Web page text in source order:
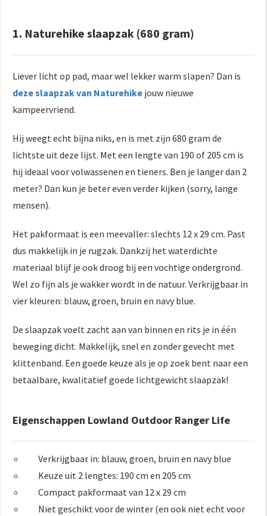
1. Naturehike slaapzak (680 gram)
Liever licht op pad, maar wel lekker warm slapen? Dan is
deze slaapzak van Naturehike jouw nieuwe
kampeervriend.
Hij weegt echt bijna niks, en is met zijn 680 gram de
lichtste uit deze lijst. Met een lengte van 190 of 205 cm is
hij ideaal voor volwassenen en tieners. Ben je langer dan 2
meter? Dan kun je beter even verder kijken (sorry, lange
mensen).
Het pakformaat is een meevaller: slechts 12 x 29 cm. Past
dus makkelijk in je rugzak. Dankzij het waterdichte
materiaal blijf je ook droog bij een vochtige ondergrond.
Wel zo fijn als je wakker wordt in de natuur. Verkrijgbaar in
vier kleuren: blauw, groen, bruin en navy blue.
De slaapzak voelt zacht aan van binnen en rits je in één
beweging dicht. Makkelijk, snel en zonder gevecht met
klittenband. Een goede keuze als je op zoek bent naar een
betaalbare, kwalitatief goede lichtgewicht slaapzak!
Eigenschappen Lowland Outdoor Ranger Life
Verkrijgbaar in: blauw, groen, bruin en navy blue
Keuze uit 2 lengtes: 190 cm en 205 cm
Compact pakformaat van 12 x 29 cm
Niet geschikt voor de winter (en ook niet echt voor